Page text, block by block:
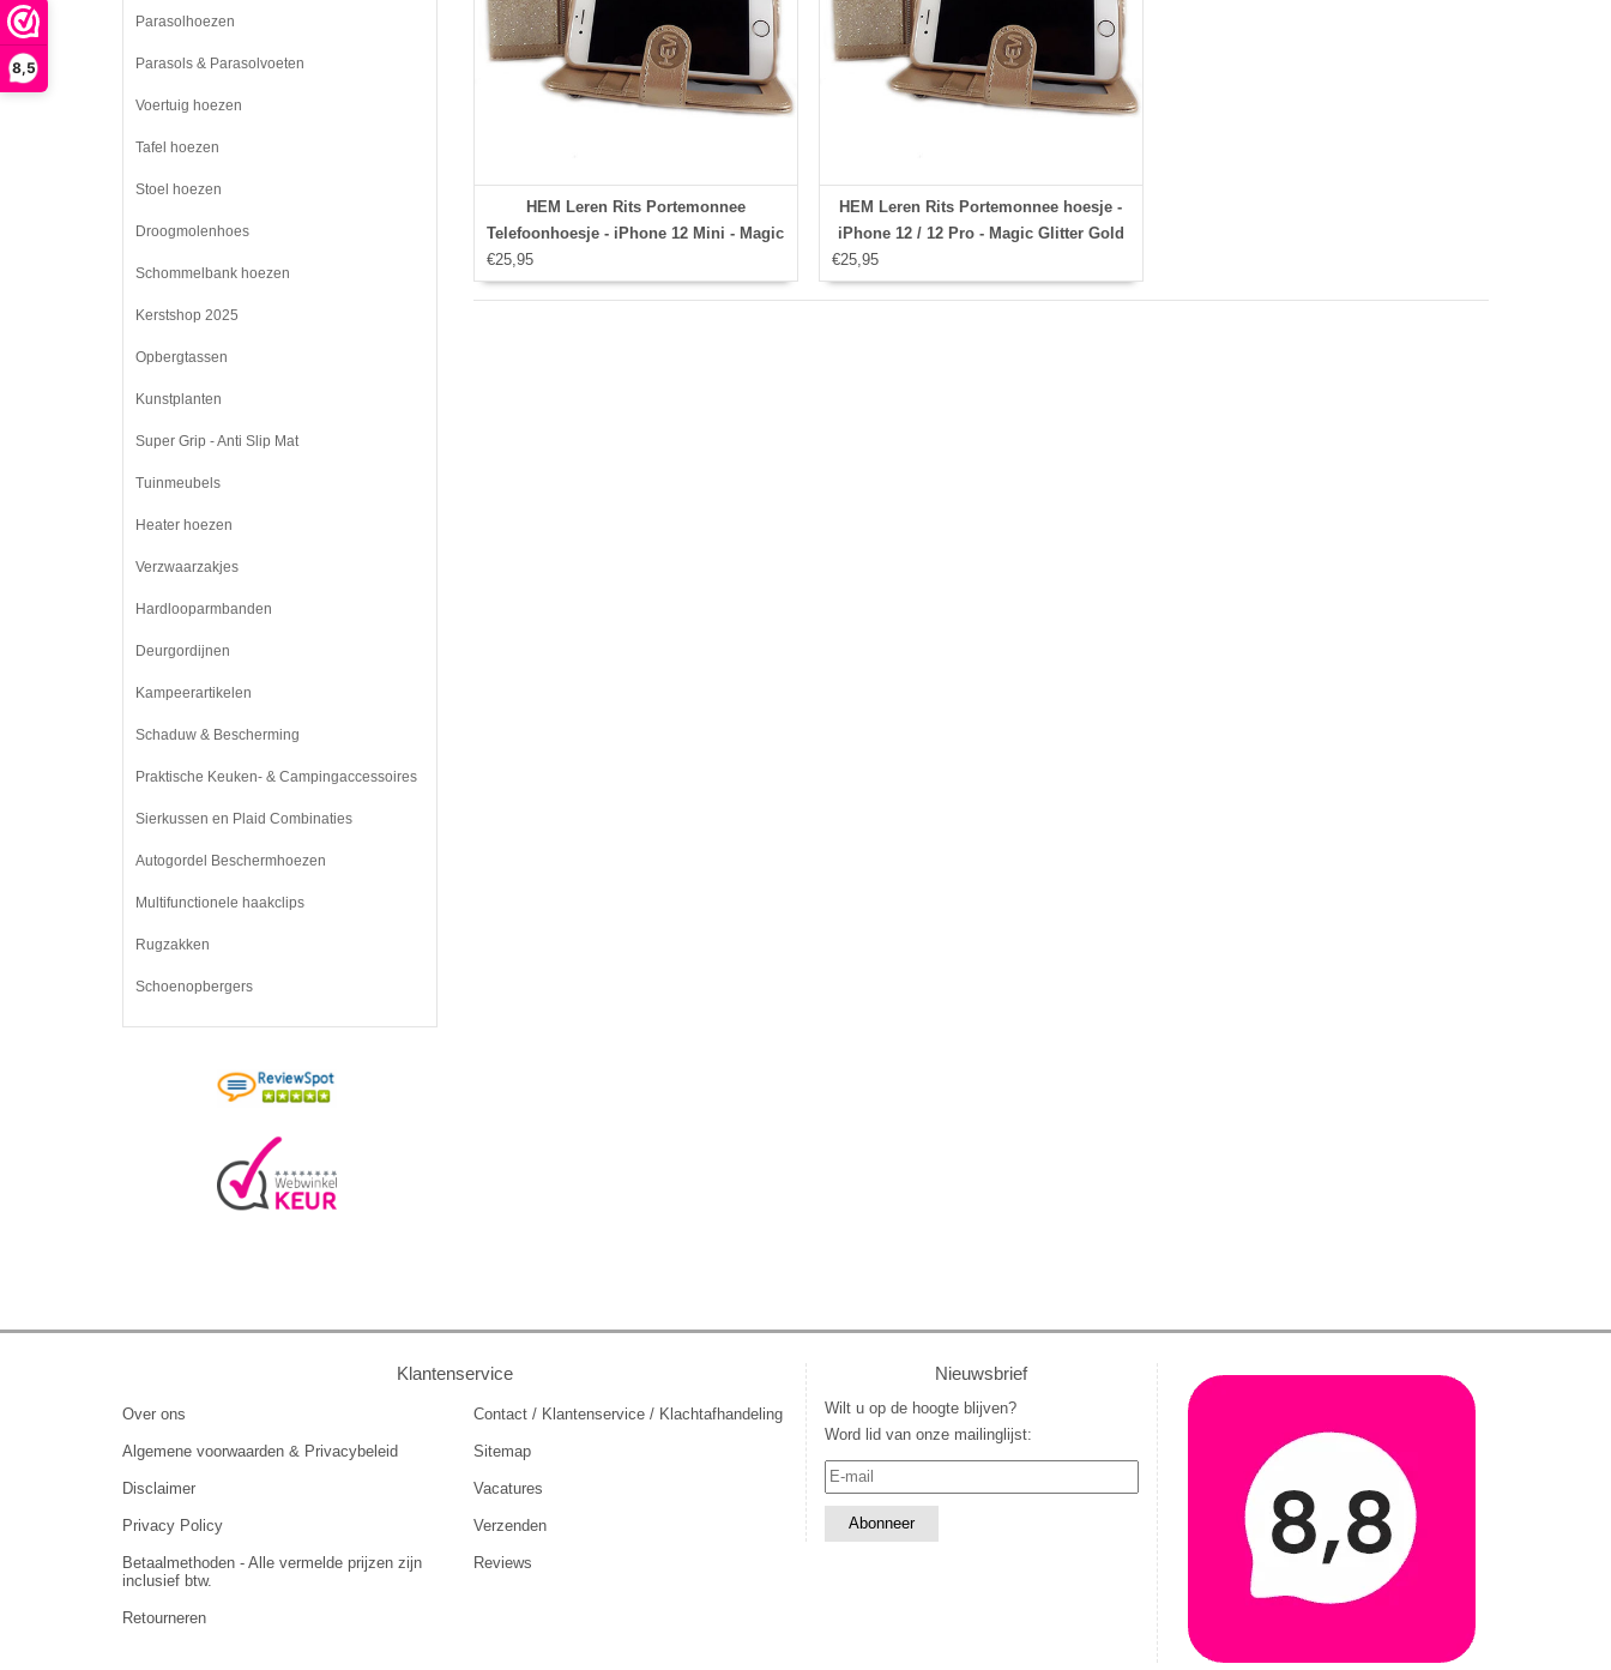
8,5
HEM Leren Rits Portemonnee
Telefoonhoesje - iPhone 12 Mini - Magic
€25,95
HEM Leren Rits Portemonnee hoesje -
iPhone 12 / 12 Pro - Magic Glitter Gold
€25,95
Parasolhoezen
Parasols & Parasolvoeten
Voertuig hoezen
Tafel hoezen
Stoel hoezen
Droogmolenhoes
Schommelbank hoezen
Kerstshop 2025
Opbergtassen
Kunstplanten
Super Grip - Anti Slip Mat
Tuinmeubels
Heater hoezen
Verzwaarzakjes
Hardlooparmbanden
Deurgordijnen
Kampeerartikelen
Schaduw & Bescherming
Praktische Keuken- & Campingaccessoires
Sierkussen en Plaid Combinaties
Autogordel Beschermhoezen
Multifunctionele haakclips
Rugzakken
Schoenopbergers
Klantenservice
Over ons
Algemene voorwaarden & Privacybeleid
Disclaimer
Privacy Policy
Betaalmethoden - Alle vermelde prijzen zijn
inclusief btw.
Retourneren
Contact / Klantenservice / Klachtafhandeling
Sitemap
Vacatures
Verzenden
Reviews
Nieuwsbrief
Wilt u op de hoogte blijven?
Word lid van onze mailinglijst: